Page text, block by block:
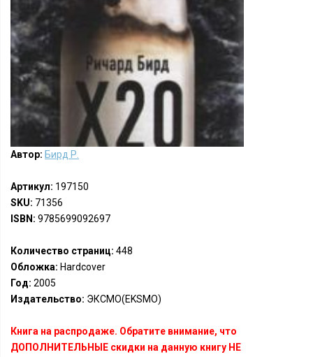
Автор: Бирд Р.
Артикул: 197150
SKU: 71356
ISBN: 9785699092697
Количество страниц: 448
Обложка: Hardcover
Год: 2005
Издательство: ЭКСМО(EKSMO)
Книга на распродаже. Обратите внимание, что
ДОПОЛНИТЕЛЬНЫЕ скидки на данную книгу НЕ